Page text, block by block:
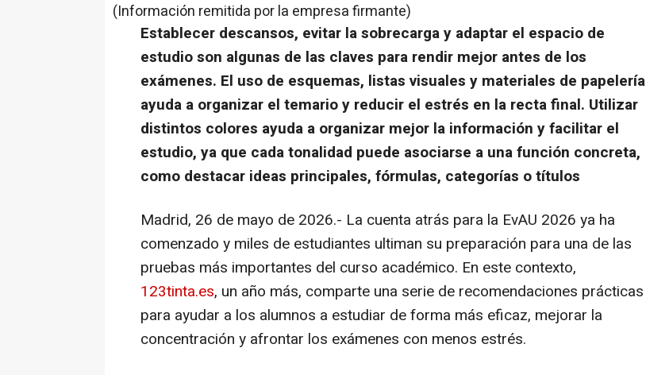
(Información remitida por la empresa firmante)
Establecer descansos, evitar la sobrecarga y adaptar el espacio de
estudio son algunas de las claves para rendir mejor antes de los
exámenes. El uso de esquemas, listas visuales y materiales de papelería
ayuda a organizar el temario y reducir el estrés en la recta final. Utilizar
distintos colores ayuda a organizar mejor la información y facilitar el
estudio, ya que cada tonalidad puede asociarse a una función concreta,
como destacar ideas principales, fórmulas, categorías o títulos
Madrid, 26 de mayo de 2026.- La cuenta atrás para la EvAU 2026 ya ha
comenzado y miles de estudiantes ultiman su preparación para una de las
pruebas más importantes del curso académico. En este contexto,
123tinta.es, un año más, comparte una serie de recomendaciones prácticas
para ayudar a los alumnos a estudiar de forma más eficaz, mejorar la
concentración y afrontar los exámenes con menos estrés.